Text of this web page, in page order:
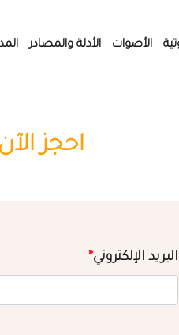
الأصوات الأدلة والمصادر
احجز
البريد الإلكتروني*